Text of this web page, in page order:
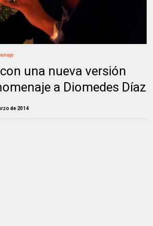
una nueva versión
a Diomedes Díaz
de 2014